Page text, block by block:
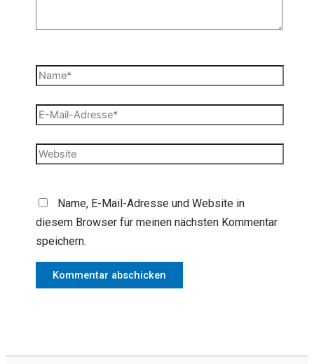
Name*
E-
Adresse*
Website
Name, E-Mail-Adresse und Website in
diesem Browser für meinen nächsten Kommentar
speichern.